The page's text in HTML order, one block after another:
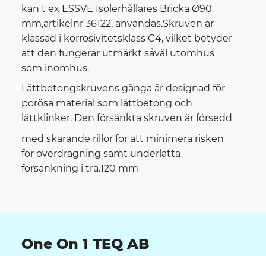
kan t ex ESSVE Isolerhållares Bricka Ø90
mm,artikelnr 36122, användas.Skruven är
klassad i korrosivitetsklass C4, vilket betyder
att den fungerar utmärkt såväl utomhus
som inomhus.
Lättbetongskruvens gänga är designad för
porösa material som lättbetong och
lättklinker. Den försänkta skruven är försedd
med skärande rillor för att minimera risken
för överdragning samt underlätta
försänkning i trä.120 mm
One On 1 TEQ AB